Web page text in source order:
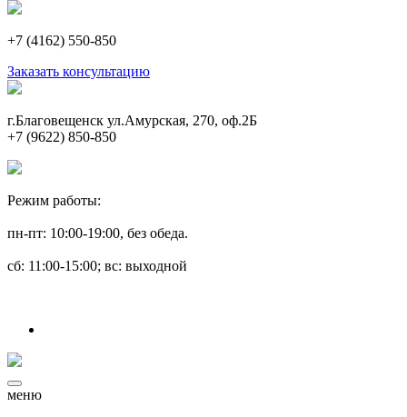
+7 (4162) 550-850
Заказать консультацию
г.Благовещенск ул.Амурская, 270, оф.2Б
+7 (9622) 850-850
Режим работы:
пн-пт: 10:00-19:00, без обеда.
сб: 11:00-15:00; вс: выходной
меню